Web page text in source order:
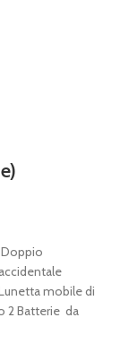
mobile di
2 Batterie da